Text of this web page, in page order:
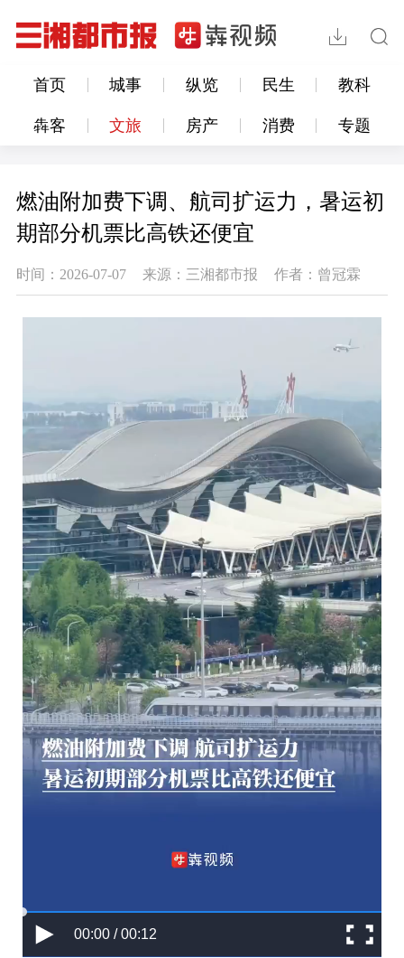
首页 城事 纵览 民生 教科
犇客 文旅 房产 消费 专题
燃油附加费下调、航司扩运力，暑运初
期部分机票比高铁还便宜
时间：2026-07-07 来源：三湘都市报 作者：曾冠霖
00:00 / 00:12